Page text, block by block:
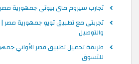
تجارب سيروم ماي بيوتي جمهورية
تجربتي مع تطبيق تويو جمهورية
والتوصيل
طريقة تحميل تطبيق قصر الأواني
للتسوق